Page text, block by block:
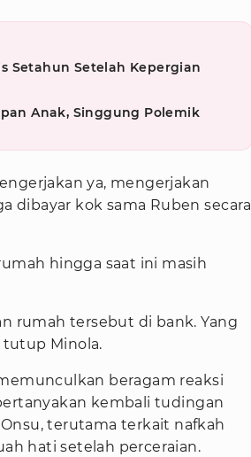
Setahun Setelah Kepergian
Anak, Singgung Polemik
ya, mengerjakan
dibayar kok sama Ruben secara
hingga saat ini masih
rumah tersebut di bank. Yang
tutup Minola.
beragam reaksi
kembali tudingan
terutama terkait nafkah
hati setelah perceraian.